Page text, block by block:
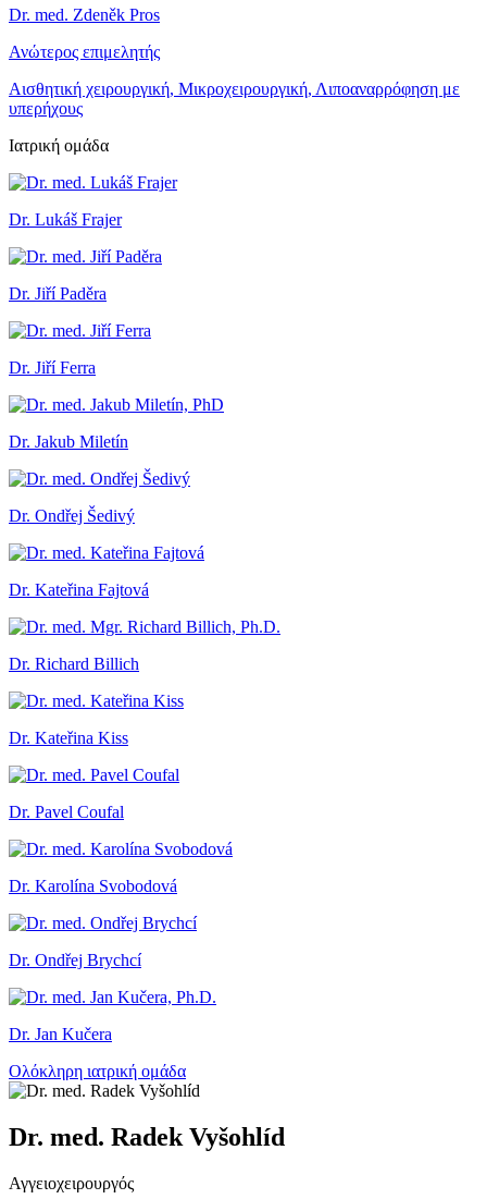
Dr. med. Zdeněk Pros
Ανώτερος επιμελητής
Αισθητική χειρουργική, Μικροχειρουργική, Λιποαναρρόφηση με
υπερήχους
Ιατρική ομάδα
Dr. Lukáš Frajer
Dr. Jiří Paděra
Dr. Jiří Ferra
Dr. Jakub Miletín
Dr. Ondřej Šedivý
Dr. Kateřina Fajtová
Dr. Richard Billich
Dr. Kateřina Kiss
Dr. Pavel Coufal
Dr. Karolína Svobodová
Dr. Ondřej Brychcí
Dr. Jan Kučera
Ολόκληρη ιατρική ομάδα
Dr. med. Radek Vyšohlíd
Αγγειοχειρουργός